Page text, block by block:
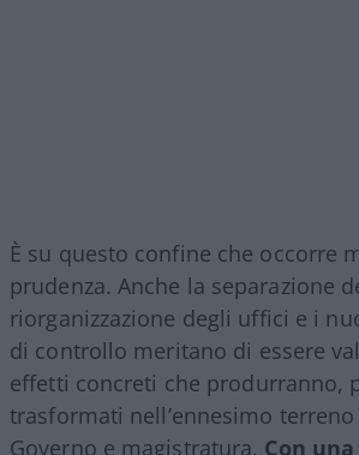
È su questo confine che occorre
prudenza. Anche la separazione
riorganizzazione degli uffici e i
di controllo meritano di essere
effetti concreti che produrranno,
trasformati nell’ennesimo
Governo e magistratura. Con